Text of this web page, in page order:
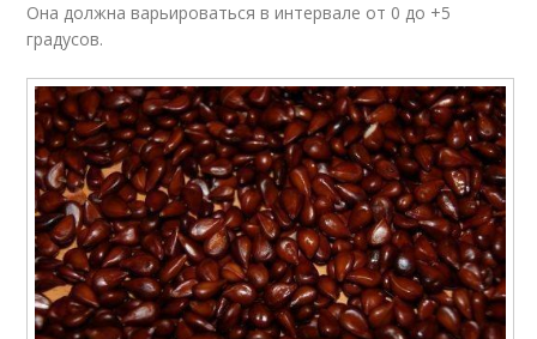
Она должна варьироваться в интервале от 0 до +5
градусов.